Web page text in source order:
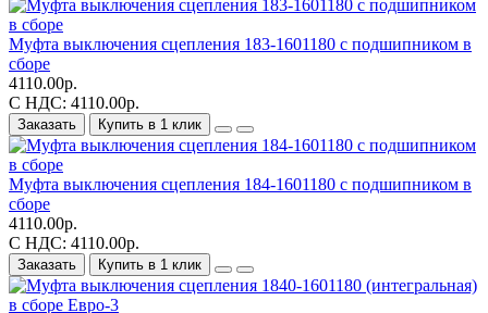
Муфта выключения сцепления 183-1601180 с подшипником в
сборе
4110.00р.
С НДС: 4110.00р.
Заказать Купить в 1 клик
Муфта выключения сцепления 184-1601180 с подшипником в
сборе
4110.00р.
С НДС: 4110.00р.
Заказать Купить в 1 клик